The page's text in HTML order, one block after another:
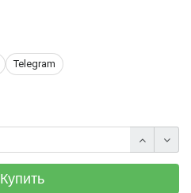
Telegram
Купить